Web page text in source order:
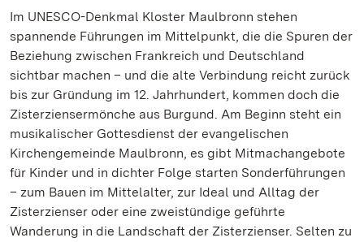
Im UNESCO-Denkmal Kloster Maulbronn stehen
spannende Führungen im Mittelpunkt, die die Spuren der
Beziehung zwischen Frankreich und Deutschland
sichtbar machen – und die alte Verbindung reicht zurück
bis zur Gründung im 12. Jahrhundert, kommen doch die
Zisterziensermönche aus Burgund. Am Beginn steht ein
musikalischer Gottesdienst der evangelischen
Kirchengemeinde Maulbronn, es gibt Mitmachangebote
für Kinder und in dichter Folge starten Sonderführungen
– zum Bauen im Mittelalter, zur Ideal und Alltag der
Zisterzienser oder eine zweistündige geführte
Wanderung in die Landschaft der Zisterzienser. Selten zu